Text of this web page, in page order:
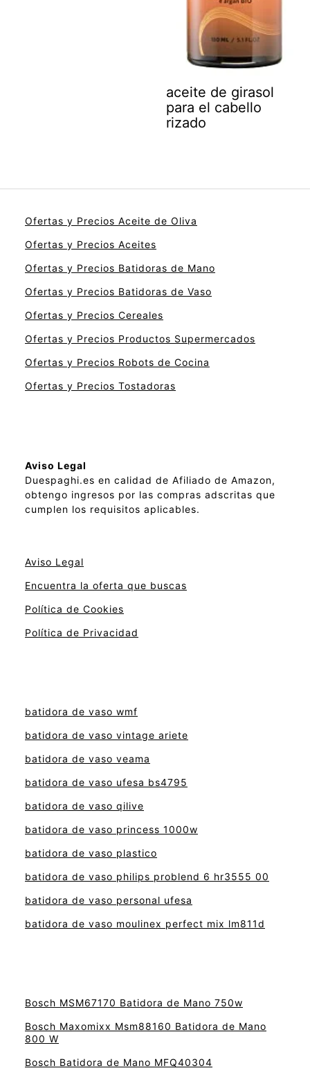
aceite de girasol
para el cabello
rizado
Ofertas y Precios Aceite de Oliva
Ofertas y Precios Aceites
Ofertas y Precios Batidoras de Mano
Ofertas y Precios Batidoras de Vaso
Ofertas y Precios Cereales
Ofertas y Precios Productos Supermercados
Ofertas y Precios Robots de Cocina
Ofertas y Precios Tostadoras
Aviso Legal
Duespaghi.es en calidad de Afiliado de Amazon,
obtengo ingresos por las compras adscritas que
cumplen los requisitos aplicables.
Aviso Legal
Encuentra la oferta que buscas
Política de Cookies
Política de Privacidad
batidora de vaso wmf
batidora de vaso vintage ariete
batidora de vaso veama
batidora de vaso ufesa bs4795
batidora de vaso qilive
batidora de vaso princess 1000w
batidora de vaso plastico
batidora de vaso philips problend 6 hr3555 00
batidora de vaso personal ufesa
batidora de vaso moulinex perfect mix lm811d
Bosch MSM67170 Batidora de Mano 750w
Bosch Maxomixx Msm88160 Batidora de Mano
800 W
Bosch Batidora de Mano MFQ40304